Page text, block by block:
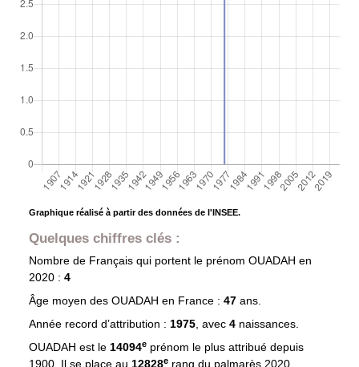
Graphique réalisé à partir des données de l'INSEE.
Quelques chiffres clés :
Nombre de Français qui portent le prénom OUADAH en
2020 : 4
Âge moyen des OUADAH en France : 47 ans.
Année record d’attribution : 1975, avec 4 naissances.
OUADAH est le 14094eprénom le plus attribué depuis
1900. Il se place au 12828e rang du palmarès 2020.